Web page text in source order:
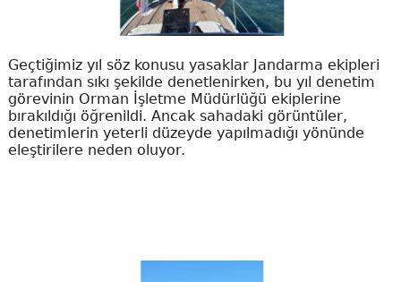
Geçtiğimiz yıl söz konusu yasaklar Jandarma ekipleri
tarafından sıkı şekilde denetlenirken, bu yıl denetim
görevinin Orman İşletme Müdürlüğü ekiplerine
bırakıldığı öğrenildi. Ancak sahadaki görüntüler,
denetimlerin yeterli düzeyde yapılmadığı yönünde
eleştirilere neden oluyor.